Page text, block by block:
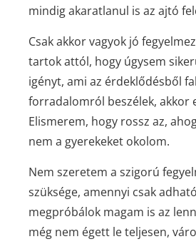
mindig akaratlanul is az ajtó
Csak akkor vagyok jó
tartok attól, hogy úgysem
igényt, ami az érdeklődésből
forradalomról beszélek, akkor
Elismerem, hogy rossz az,
nem a gyerekeket okolom.
Nem szeretem a szigorú
szüksége, amennyi csak
megpróbálok magam is az
még nem égett le teljesen,